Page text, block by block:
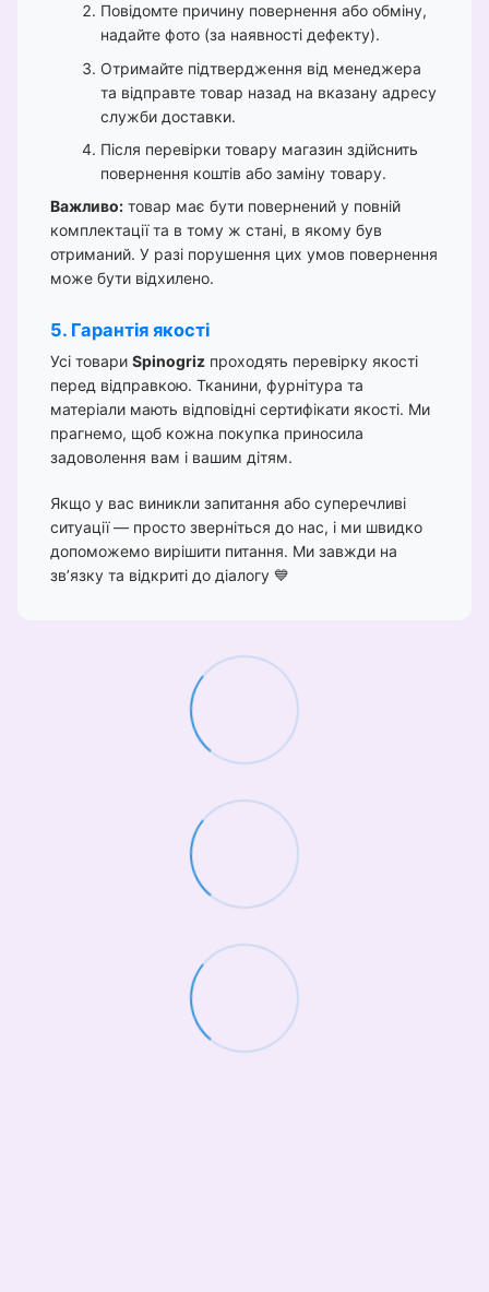
Повідомте причину повернення або обміну,
надайте фото (за наявності дефекту).
Отримайте підтвердження від менеджера
та відправте товар назад на вказану адресу
служби доставки.
Після перевірки товару магазин здійснить
повернення коштів або заміну товару.
Важливо: товар має бути повернений у повній
комплектації та в тому ж стані, в якому був
отриманий. У разі порушення цих умов повернення
може бути відхилено.
5. Гарантія якості
Усі товари Spinogriz проходять перевірку якості
перед відправкою. Тканини, фурнітура та
матеріали мають відповідні сертифікати якості. Ми
прагнемо, щоб кожна покупка приносила
задоволення вам і вашим дітям.
Якщо у вас виникли запитання або суперечливі
ситуації — просто зверніться до нас, і ми швидко
допоможемо вирішити питання. Ми завжди на
зв’язку та відкриті до діалогу 💙